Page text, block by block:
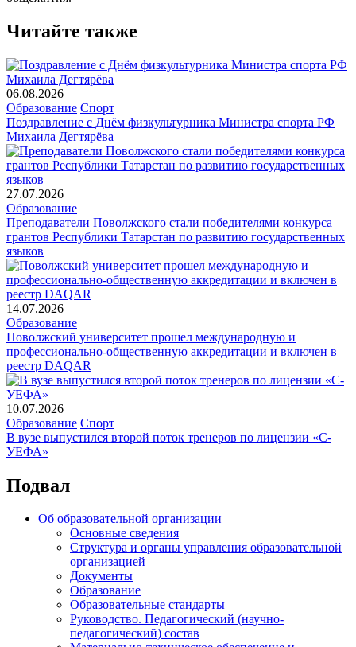
Читайте также
06.08.2026
Образование Спорт
Поздравление с Днём физкультурника Министра спорта РФ
Михаила Дегтярёва
27.07.2026
Образование
Преподаватели Поволжского стали победителями конкурса
грантов Республики Татарстан по развитию государственных
языков
14.07.2026
Образование
Поволжский университет прошел международную и
профессионально-общественную аккредитации и включен в
реестр DAQAR
10.07.2026
Образование Спорт
В вузе выпустился второй поток тренеров по лицензии «С-
УЕФА»
Подвал
Об образовательной организации
Основные сведения
Структура и органы управления образовательной
организацией
Документы
Образование
Образовательные стандарты
Руководство. Педагогический (научно-
педагогический) состав